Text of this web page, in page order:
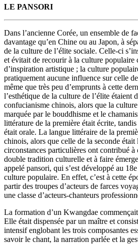
LE PANSORI
Dans l’ancienne Corée, un ensemble de
davantage qu’en Chine ou au Japon, à
de la culture de l’élite sociale. Celle-ci
et évitait de recourir à la culture populaire
d’inspiration artistique ; la culture
pratiquement aucune influence sur celle
même que très peu d’emprunts à cette
l’esthétique de la culture de l’élite étaient
confucianisme chinois, alors que la
marquée par le bouddhisme et le
littérature de la première était écrite,
était orale. La langue littéraire de la
chinois, alors que celle de la seconde était
circonstances particulières ont contribué à
double tradition culturelle et à faire
appelé pansori, qui s’est développé au
culture populaire. En effet, c’est à cette
partir des troupes d’acteurs de farces
une classe d’acteurs-chanteurs
La formation d’un Kwangdae
Elle était dispensée par un maître et
intensif englobant les trois composantes
savoir le chant, la narration parlée et la